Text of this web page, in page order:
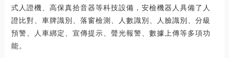
式人證機、高保真拾音器等科技設備，安檢機器人具備了人
證比對、車牌識別、落窗檢測、人數識別、人臉識別、分級
預警、人車綁定、宣傳提示、聲光報警、數據上傳等多項功
能。